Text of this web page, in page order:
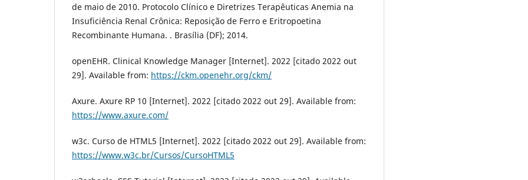
de maio de 2010. Protocolo Clínico e Diretrizes Terapêuticas Anemia na
Insuficiência Renal Crônica: Reposição de Ferro e Eritropoetina
Recombinante Humana. . Brasília (DF); 2014.
openEHR. Clinical Knowledge Manager [Internet]. 2022 [citado 2022 out
29]. Available from: https://ckm.openehr.org/ckm/
Axure. Axure RP 10 [Internet]. 2022 [citado 2022 out 29]. Available from:
https://www.axure.com/
w3c. Curso de HTML5 [Internet]. 2022 [citado 2022 out 29]. Available from:
https://www.w3c.br/Cursos/CursoHTML5